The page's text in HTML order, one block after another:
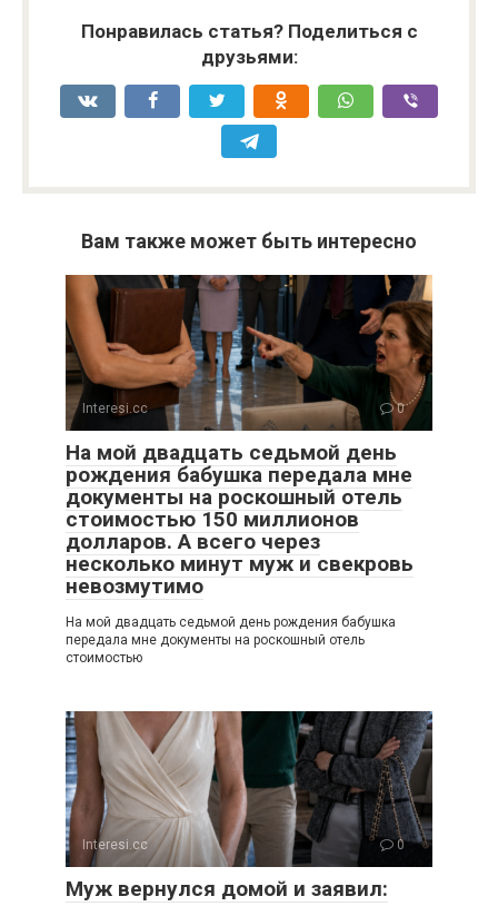
Понравилась статья? Поделиться с
друзьями:
Вам также может быть интересно
Interesi.cc 0
На мой двадцать седьмой день
рождения бабушка передала мне
документы на роскошный отель
стоимостью 150 миллионов
долларов. А всего через
несколько минут муж и свекровь
невозмутимо
На мой двадцать седьмой день рождения бабушка
передала мне документы на роскошный отель
стоимостью
Interesi.cc 0
Муж вернулся домой и заявил: